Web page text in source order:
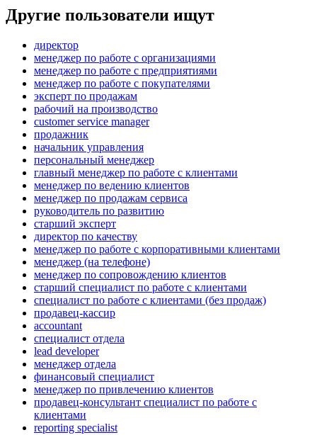
Другие пользователи ищут
директор
менеджер по работе с организациями
менеджер по работе с предприятиями
менеджер по работе с покупателями
эксперт по продажам
рабочий на производство
customer service manager
продажник
начальник управления
персональный менеджер
главный менеджер по работе с клиентами
менеджер по ведению клиентов
менеджер по продажам сервиса
руководитель по развитию
старший эксперт
директор по качеству
менеджер по работе с корпоративными клиентами
менеджер (на телефоне)
менеджер по сопровождению клиентов
старший специалист по работе с клиентами
специалист по работе с клиентами (без продаж)
продавец-кассир
accountant
специалист отдела
lead developer
менеджер отдела
финансовый специалист
менеджер по привлечению клиентов
продавец-консультант специалист по работе с
клиентами
reporting specialist